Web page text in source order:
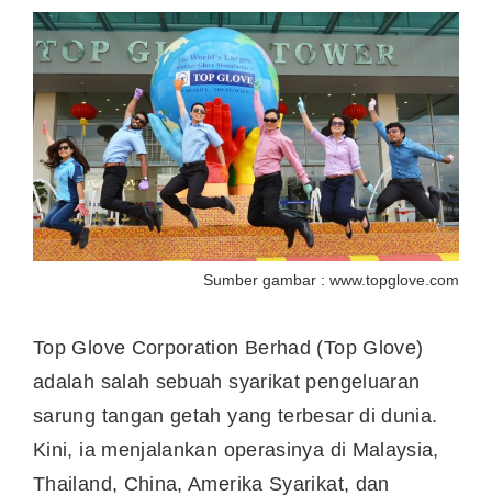
Sumber gambar : www.topglove.com
Top Glove Corporation Berhad (Top Glove)
adalah salah sebuah syarikat pengeluaran
sarung tangan getah yang terbesar di dunia.
Kini, ia menjalankan operasinya di Malaysia,
Thailand, China, Amerika Syarikat, dan